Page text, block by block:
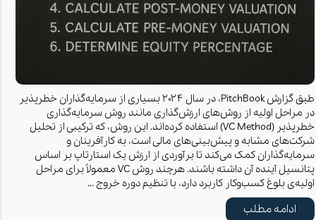
طبق گزارش PitchBook، در سال ۲۰۲۴ بسیاری از سرمایه‌گذاران خطرپذیر
در مراحل اولیه از روش‌های ارزش‌گذاری مانند روش سرمایه‌گذاری
خطرپذیر (VC Method) استفاده کرده‌اند. این روش، که ترکیبی از تحلیل
شرکت‌های مشابه و پیش‌بینی‌های مالی است، به کارآفرینان و
سرمایه‌گذاران کمک می‌کند تا برآوردی از ارزش یک استارتاپ بر اساس
پتانسیل آینده آن داشته باشند. هرچند روش VC معمولاً برای مراحل
اولیه‌ی بلوغ کسب‌وکار کاربرد دارد، با تنظیم دوره خروج …
ادامه مطلب